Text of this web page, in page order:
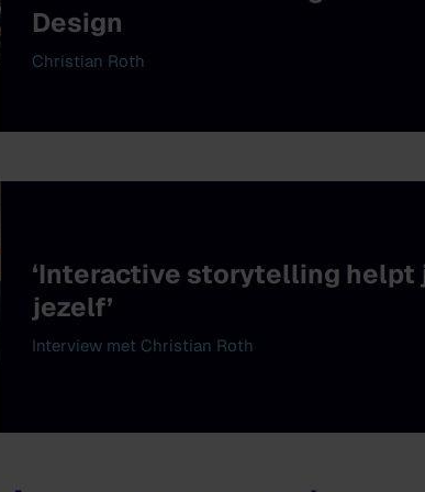
Design
Christian Roth
‘Interactive storytelling helpt
jezelf’
Interview met Christian Roth